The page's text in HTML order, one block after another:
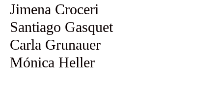
Jimena Croceri
Santiago Gasquet
Carla Grunauer
Mónica Heller